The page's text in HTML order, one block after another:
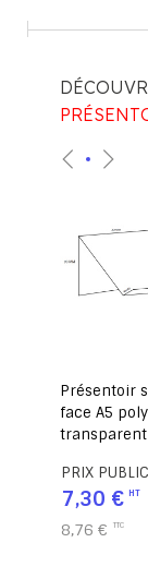
Présentoir
face A5
PRIX PUBLIC
7,30 €
8,76 €